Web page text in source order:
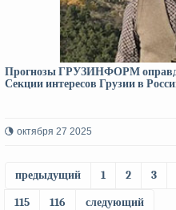
Прогнозы ГРУЗИНФОРМ
Секции интересов Грузии в
октября 27 2025
предыдущий 1 2 3
115
116 следующий